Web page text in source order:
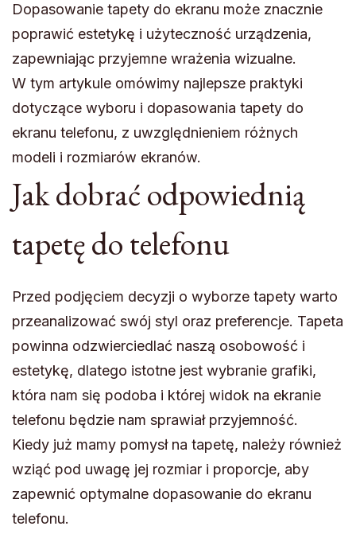
Dopasowanie tapety do ekranu może znacznie
poprawić estetykę i użyteczność urządzenia,
zapewniając przyjemne wrażenia wizualne.
W tym artykule omówimy najlepsze praktyki
dotyczące wyboru i dopasowania tapety do
ekranu telefonu, z uwzględnieniem różnych
modeli i rozmiarów ekranów.
Jak dobrać odpowiednią
tapetę do telefonu
Przed podjęciem decyzji o wyborze tapety warto
przeanalizować swój styl oraz preferencje. Tapeta
powinna odzwierciedlać naszą osobowość i
estetykę, dlatego istotne jest wybranie grafiki,
która nam się podoba i której widok na ekranie
telefonu będzie nam sprawiał przyjemność.
Kiedy już mamy pomysł na tapetę, należy również
wziąć pod uwagę jej rozmiar i proporcje, aby
zapewnić optymalne dopasowanie do ekranu
telefonu.